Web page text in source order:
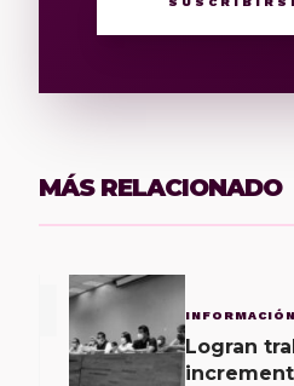
MÁS RELACIONADO
Logran